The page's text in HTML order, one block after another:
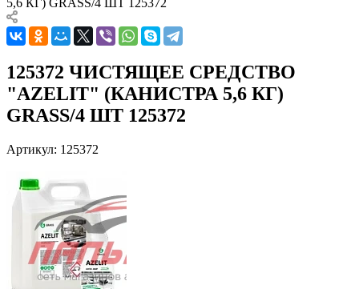
5,6 КГ) GRASS/4 ШТ 125372
125372 ЧИСТЯЩЕЕ СРЕДСТВО
"AZELIT" (КАНИСТРА 5,6 КГ)
GRASS/4 ШТ 125372
Артикул: 125372